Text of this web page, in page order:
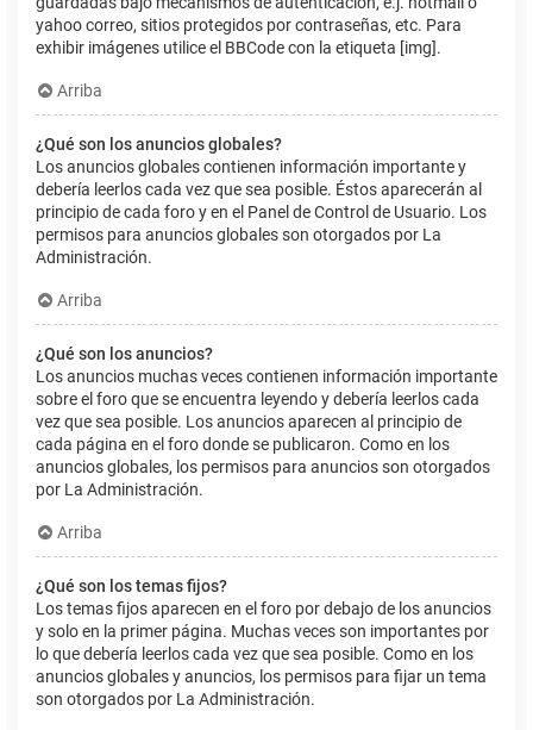
yahoo correo, sitios protegidos por contraseñas, etc. Para
exhibir imágenes utilice el BBCode con la etiqueta [img].
Arriba
¿Qué son los anuncios globales?
Los anuncios globales contienen información importante y
debería leerlos cada vez que sea posible. Éstos aparecerán al
principio de cada foro y en el Panel de Control de Usuario. Los
permisos para anuncios globales son otorgados por La
Administración.
Arriba
¿Qué son los anuncios?
Los anuncios muchas veces contienen información importante
sobre el foro que se encuentra leyendo y debería leerlos cada
vez que sea posible. Los anuncios aparecen al principio de
cada página en el foro donde se publicaron. Como en los
anuncios globales, los permisos para anuncios son otorgados
por La Administración.
Arriba
¿Qué son los temas fijos?
Los temas fijos aparecen en el foro por debajo de los anuncios
y solo en la primer página. Muchas veces son importantes por
lo que debería leerlos cada vez que sea posible. Como en los
anuncios globales y anuncios, los permisos para fijar un tema
son otorgados por La Administración.